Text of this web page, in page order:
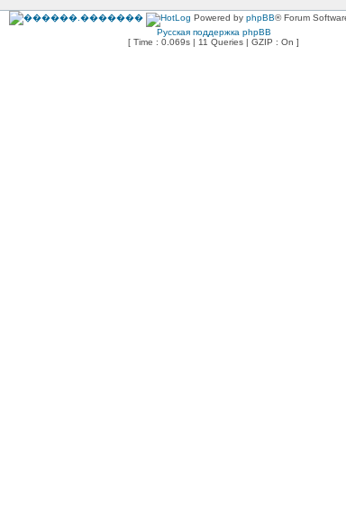
Powered by phpBB® Forum
Русская поддержка phpBB
[ Time : 0.069s | 11 Queries | GZIP : On ]